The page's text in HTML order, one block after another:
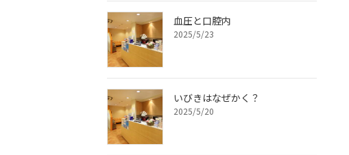
血圧と口腔内
2025/5/23
いびきはなぜかく？
2025/5/20